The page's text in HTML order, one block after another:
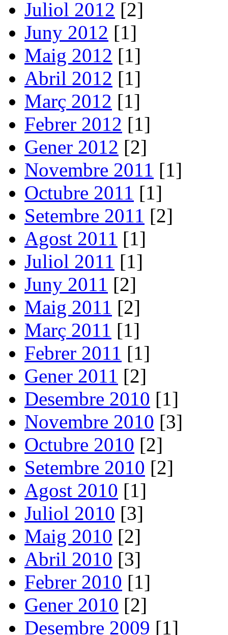
Juliol 2012 [2]
Juny 2012 [1]
Maig 2012 [1]
Abril 2012 [1]
Març 2012 [1]
Febrer 2012 [1]
Gener 2012 [2]
Novembre 2011 [1]
Octubre 2011 [1]
Setembre 2011 [2]
Agost 2011 [1]
Juliol 2011 [1]
Juny 2011 [2]
Maig 2011 [2]
Març 2011 [1]
Febrer 2011 [1]
Gener 2011 [2]
Desembre 2010 [1]
Novembre 2010 [3]
Octubre 2010 [2]
Setembre 2010 [2]
Agost 2010 [1]
Juliol 2010 [3]
Maig 2010 [2]
Abril 2010 [3]
Febrer 2010 [1]
Gener 2010 [2]
Desembre 2009 [1]